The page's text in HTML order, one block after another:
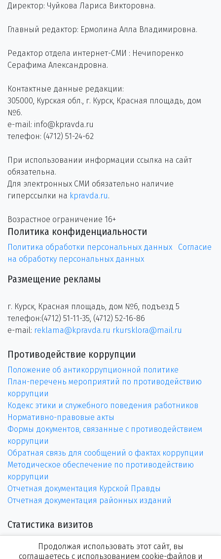
Директор: Чуйкова Лариса Викторовна.
Главный редактор: Ермолина Алла Владимировна.
Редактор отдела интернет-СМИ : Нечипоренко
Серафима Александровна.
Контактные данные редакции:
305000, Курская обл., г. Курск, Красная площадь, дом
№6.
e-mail: info@kpravda.ru
телефон: (4712) 51-24-62
При использовании информации ссылка на сайт
обязательна.
Для электронных СМИ обязательно наличие
гиперссылки на kpravda.ru.
Возрастное ограничение 16+
Политика конфиденциальности
Политика обработки персональных данных
Согласие
на обработку персональных данных
Размещение рекламы
г. Курск, Красная площадь, дом №6, подъезд 5
телефон:(4712) 51-11-35, (4712) 52-16-86
e-mail: reklama@kpravda.ru rkursklora@mail.ru
Противодействие коррупции
Положение об антикоррупционной политике
План-перечень мероприятий по противодействию
коррупции
Кодекс этики и служебного поведения работников
Нормативно-правовые акты
Формы документов, связанные с противодействием
коррупции
Обратная связь для сообщений о фактах коррупции
Методическое обеспечение по противодействию
коррупции
Отчетная документация Курской Правды
Отчетная документация районных изданий
Статистика визитов
Продолжая использовать этот сайт, вы
соглашаетесь с использованием cookie-файлов и